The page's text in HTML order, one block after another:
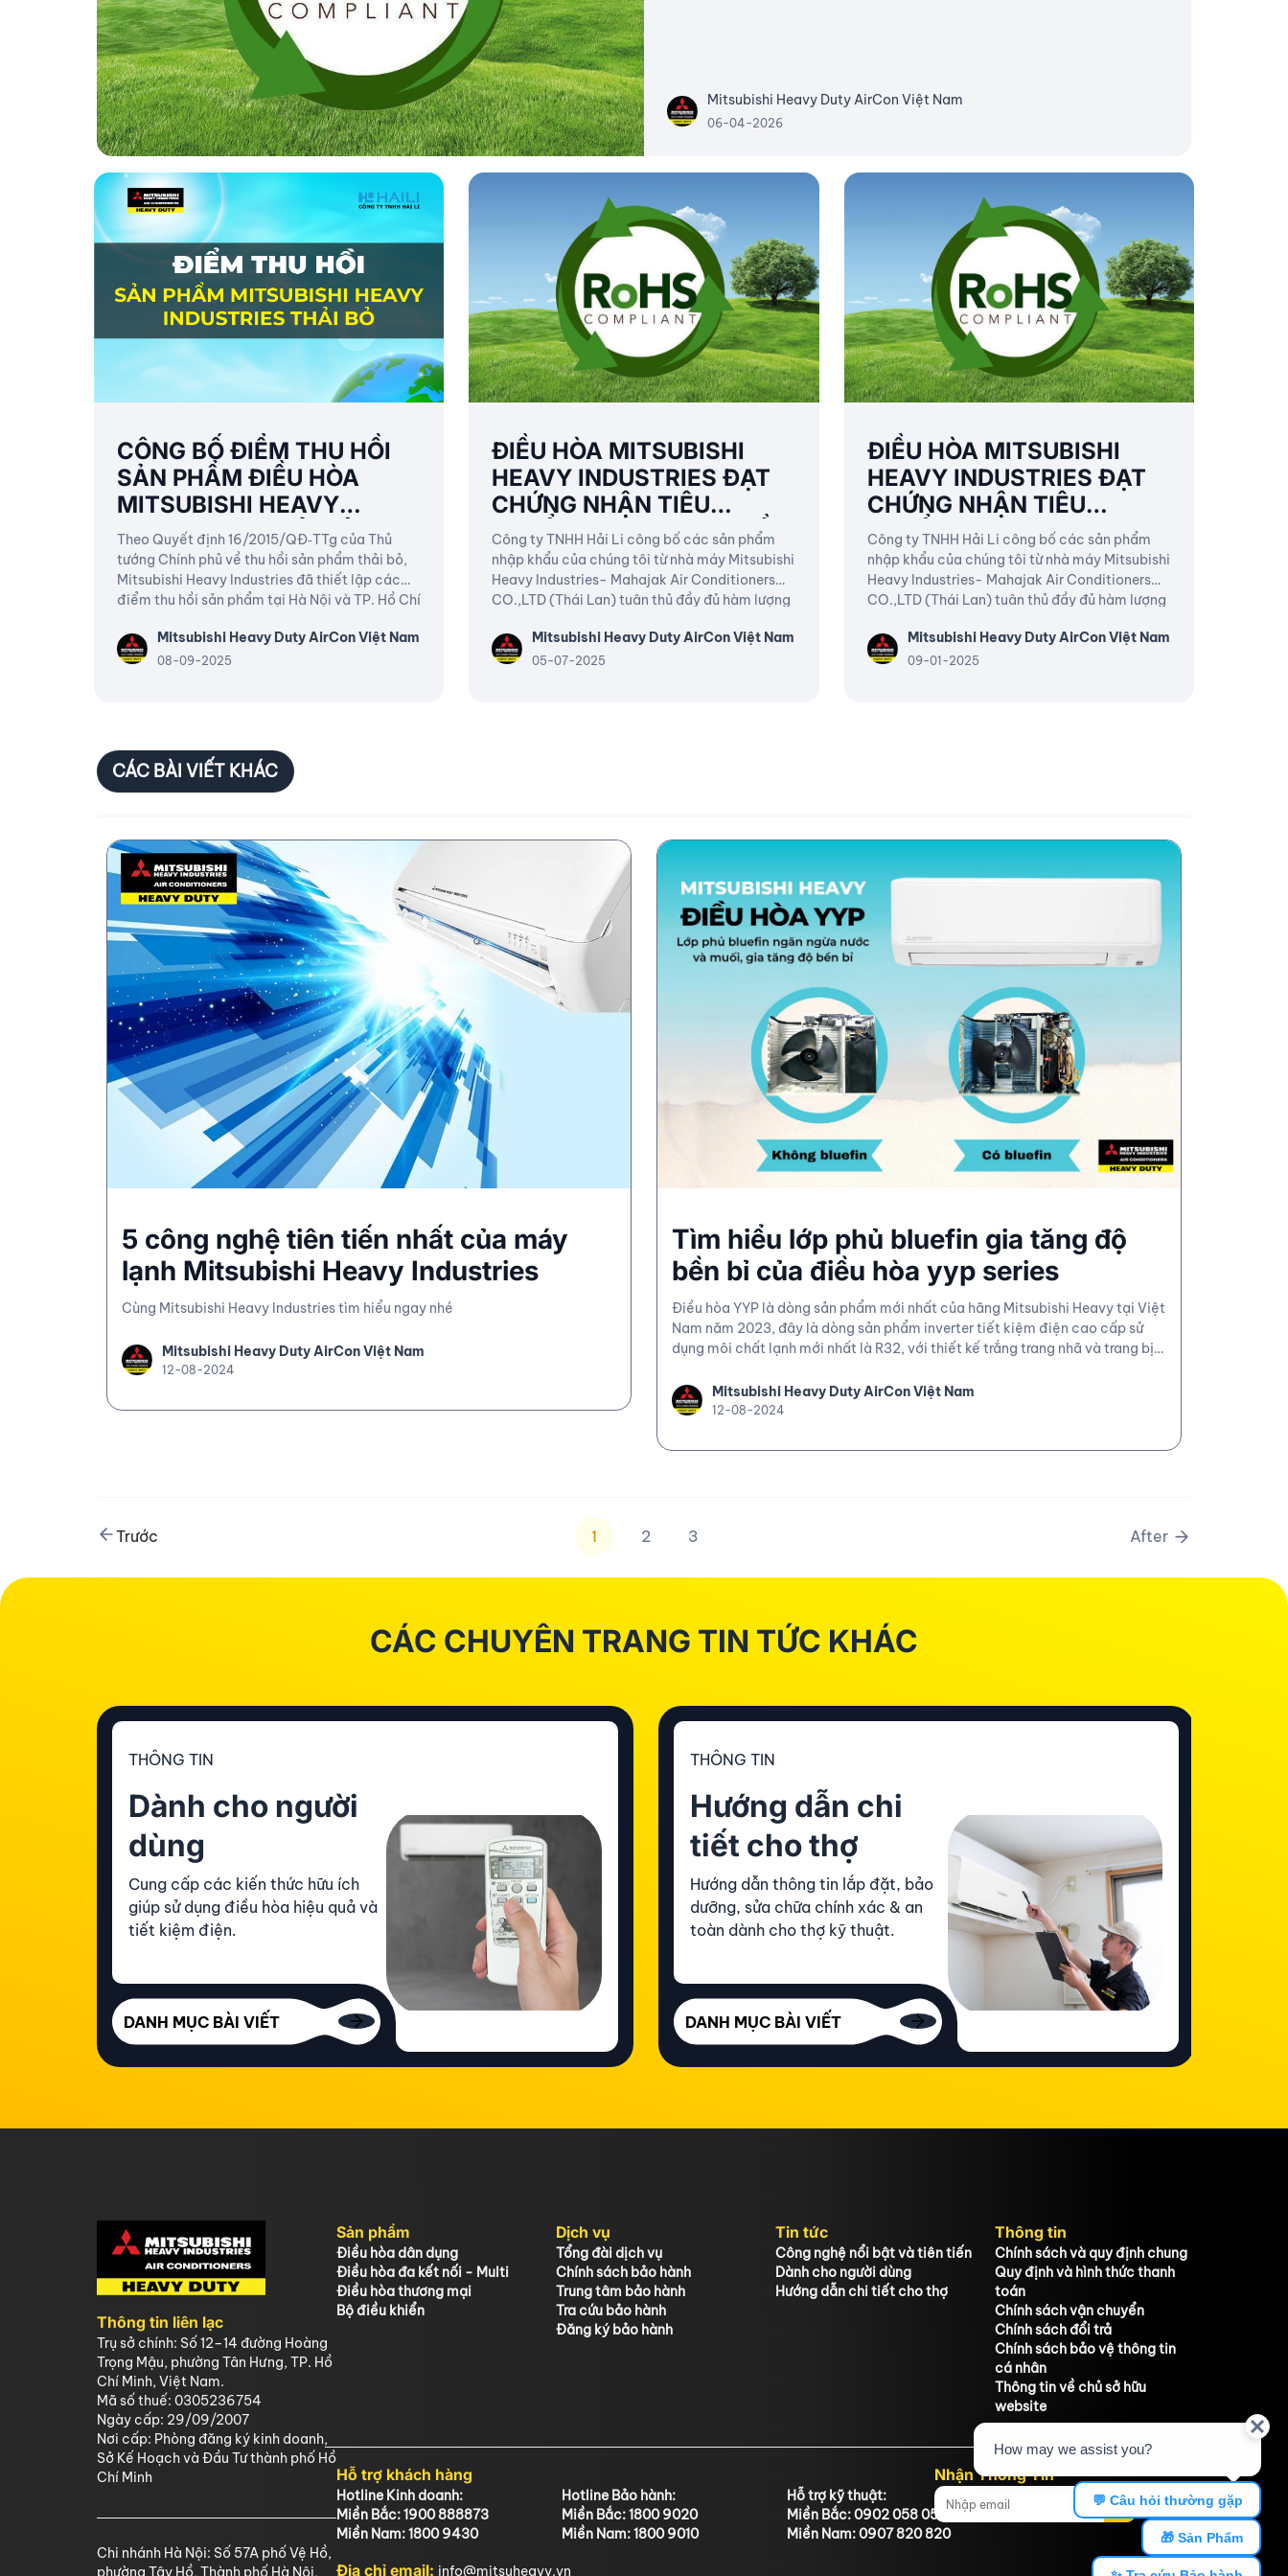
Mitsubishi Heavy Duty AirCon Việt Nam
06-04-2026
CÔNG BỐ ĐIỂM THU HỒI
SẢN PHẨM ĐIỀU HÒA
MITSUBISHI HEAVY
INDUSTRIES THẢI BỎ
Theo Quyết định 16/2015/QĐ‑TTg của Thủ
tướng Chính phủ về thu hồi sản phẩm thải bỏ,
Mitsubishi Heavy Industries đã thiết lập các
điểm thu hồi sản phẩm tại Hà Nội và TP. Hồ Chí
Mitsubishi Heavy Duty AirCon Việt Nam
08-09-2025
ĐIỀU HÒA MITSUBISHI
HEAVY INDUSTRIES ĐẠT
CHỨNG NHẬN TIÊU
CHUẨN ROHS 2025 - ĐIỀU
HÒA KHÔNG KHÍ THƯƠNG
MẠI
Công ty TNHH Hải Li công bố các sản phẩm
nhập khẩu của chúng tôi từ nhà máy Mitsubishi
Heavy Industries- Mahajak Air Conditioners
CO.,LTD (Thái Lan) tuân thủ đầy đủ hàm lượng
khác.
Mitsubishi Heavy Duty AirCon Việt Nam
05-07-2025
ĐIỀU HÒA MITSUBISHI
HEAVY INDUSTRIES ĐẠT
CHỨNG NHẬN TIÊU
CHUẨN ROHS 2025
Công ty TNHH Hải Li công bố các sản phẩm
nhập khẩu của chúng tôi từ nhà máy Mitsubishi
Heavy Industries- Mahajak Air Conditioners
CO.,LTD (Thái Lan) tuân thủ đầy đủ hàm lượng
tại Thông tư 30/2011/TT-BCT ngày 10/08/2011.
Mitsubishi Heavy Duty AirCon Việt Nam
09-01-2025
CÁC BÀI VIẾT KHÁC
5 công nghệ tiên tiến nhất của máy
lạnh Mitsubishi Heavy Industries
Cùng Mitsubishi Heavy Industries tìm hiểu ngay nhé
Mitsubishi Heavy Duty AirCon Việt Nam
12-08-2024
Tìm hiểu lớp phủ bluefin gia tăng độ
bền bỉ của điều hòa yyp series
Điều hòa YYP là dòng sản phẩm mới nhất của hãng Mitsubishi Heavy tại Việt
Nam năm 2023, đây là dòng sản phẩm inverter tiết kiệm điện cao cấp sử
dụng môi chất lạnh mới nhất là R32, với thiết kế trắng trang nhã và trang bị
hòa này là chất phủ bluefin chống ăn mòn ở dàn tản nhiệt, hãy cùng tìm hiểu
về tính năng này nhé!
Mitsubishi Heavy Duty AirCon Việt Nam
12-08-2024
Trước 1 2 3 After
CÁC CHUYÊN TRANG TIN TỨC KHÁC
THÔNG TIN
Dành cho người
dùng
Cung cấp các kiến thức hữu ích
giúp sử dụng điều hòa hiệu quả và
tiết kiệm điện.
DANH MỤC BÀI VIẾT
THÔNG TIN
Hướng dẫn chi
tiết cho thợ
Hướng dẫn thông tin lắp đặt, bảo
dưỡng, sửa chữa chính xác & an
toàn dành cho thợ kỹ thuật.
DANH MỤC BÀI VIẾT
Thông tin liên lạc
Trụ sở chính: Số 12–14 đường Hoàng
Trọng Mậu, phường Tân Hưng, TP. Hồ
Chí Minh, Việt Nam.
Mã số thuế: 0305236754
Ngày cấp: 29/09/2007
Nơi cấp: Phòng đăng ký kinh doanh,
Sở Kế Hoạch và Đầu Tư thành phố Hồ
Chí Minh
Chi nhánh Hà Nội: Số 57A phố Vệ Hồ,
phường Tây Hồ, Thành phố Hà Nội,
Sản phẩm
Điều hòa dân dụng
Điều hòa đa kết nối - Multi
Điều hòa thương mại
Bộ điều khiển
Dịch vụ
Tổng đài dịch vụ
Chính sách bảo hành
Trung tâm bảo hành
Tra cứu bảo hành
Đăng ký bảo hành
Tin tức
Công nghệ nổi bật và tiên tiến
Dành cho người dùng
Hướng dẫn chi tiết cho thợ
Thông tin
Chính sách và quy định chung
Quy định và hình thức thanh
toán
Chính sách vận chuyển
Chính sách đổi trả
Chính sách bảo vệ thông tin
cá nhân
Thông tin về chủ sở hữu
website
Hỗ trợ khách hàng
Hotline Kinh doanh:
Miền Bắc: 1900 888873
Miền Nam: 1800 9430
Hotline Bảo hành:
Miền Bắc: 1800 9020
Miền Nam: 1800 9010
Hỗ trợ kỹ thuật:
Miền Bắc: 0902 058 058
Miền Nam: 0907 820 820
Nhận Thông Tin
Địa chỉ email: info@mitsuheavy.vn